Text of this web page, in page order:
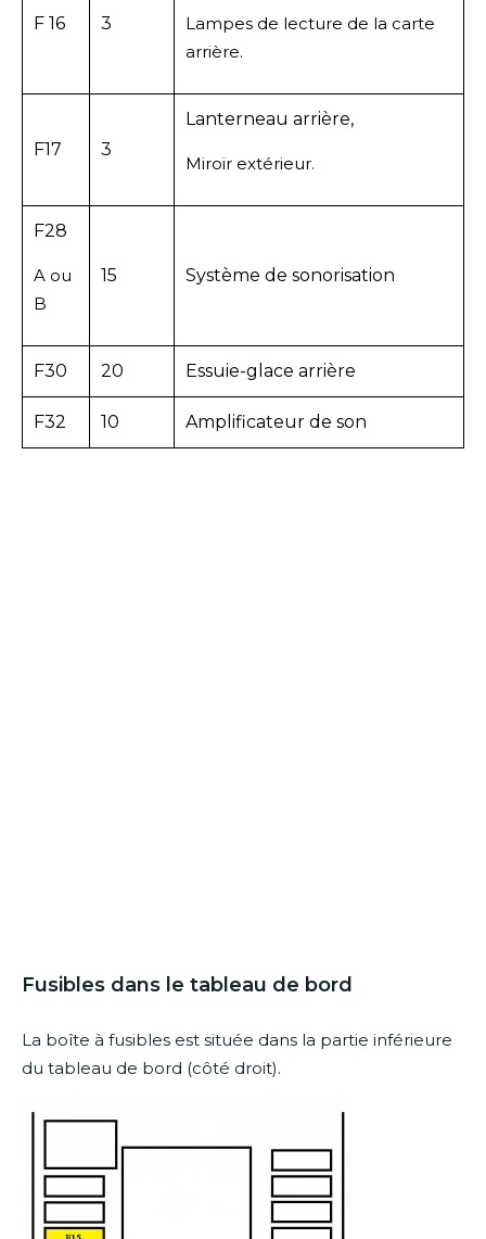
F 16 3
Lampes de lecture de la carte
arrière.
F17 3
Lanterneau arrière,
Miroir extérieur.
F28
A ou
B
15 Système de sonorisation
F30 20 Essuie-glace arrière
F32 10 Amplificateur de son
Fusibles dans le tableau de bord
La boîte à fusibles est située dans la partie inférieure
du tableau de bord (côté droit).